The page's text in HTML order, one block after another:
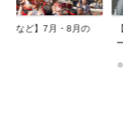
場など】7月・8月の